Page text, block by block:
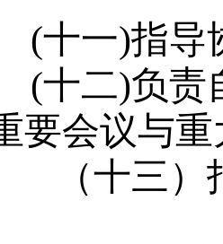
十一)指导
十二)负责
要会议与
（十三